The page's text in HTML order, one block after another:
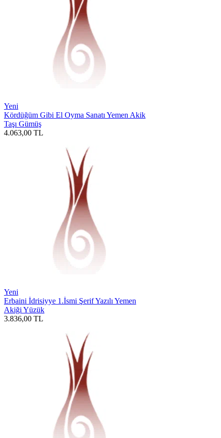
Yeni
Kördüğüm Gibi El Oyma Sanatı Yemen Akik
Taşı Gümüş
4.063,00 TL
Yeni
Erbaini İdrisiyye 1.İsmi Şerif Yazılı Yemen
Akiği Yüzük
3.836,00 TL